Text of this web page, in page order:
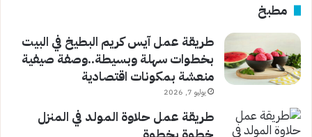
مطبخ
طريقة عمل آيس كريم البطيخ في البيت
بخطوات سهلة وبسيطة..وصفة صيفية
منعشة بمكونات اقتصادية
يوليو 7, 2026
طريقة عمل حلاوة المولد في المنزل